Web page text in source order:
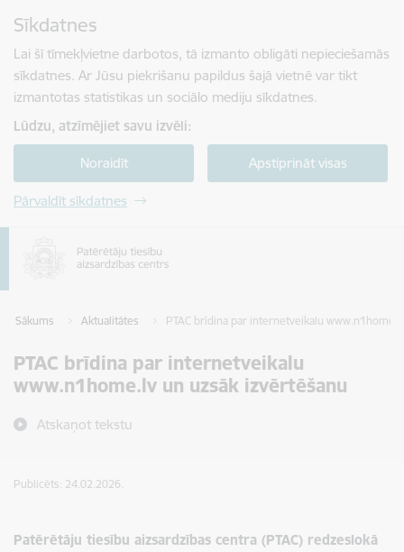
Sīkdatnes
Lai šī tīmekļvietne darbotos, tā izmanto obligāti nepieciešamās
sīkdatnes. Ar Jūsu piekrišanu papildus šajā vietnē var tikt
izmantotas statistikas un sociālo mediju sīkdatnes.
Lūdzu, atzīmējiet savu izvēli:
Noraidīt Apstiprināt visas
Pārvaldīt sīkdatnes
Sākums Aktualitātes PTAC brīdina par internetveikalu
PTAC brīdina par internetveikalu
www.n1home.lv un uzsāk izvērtēšanu
Atskaņot tekstu
Publicēts: 24.02.2026.
Patērētāju tiesību aizsardzības centra (PTAC) redzeslokā